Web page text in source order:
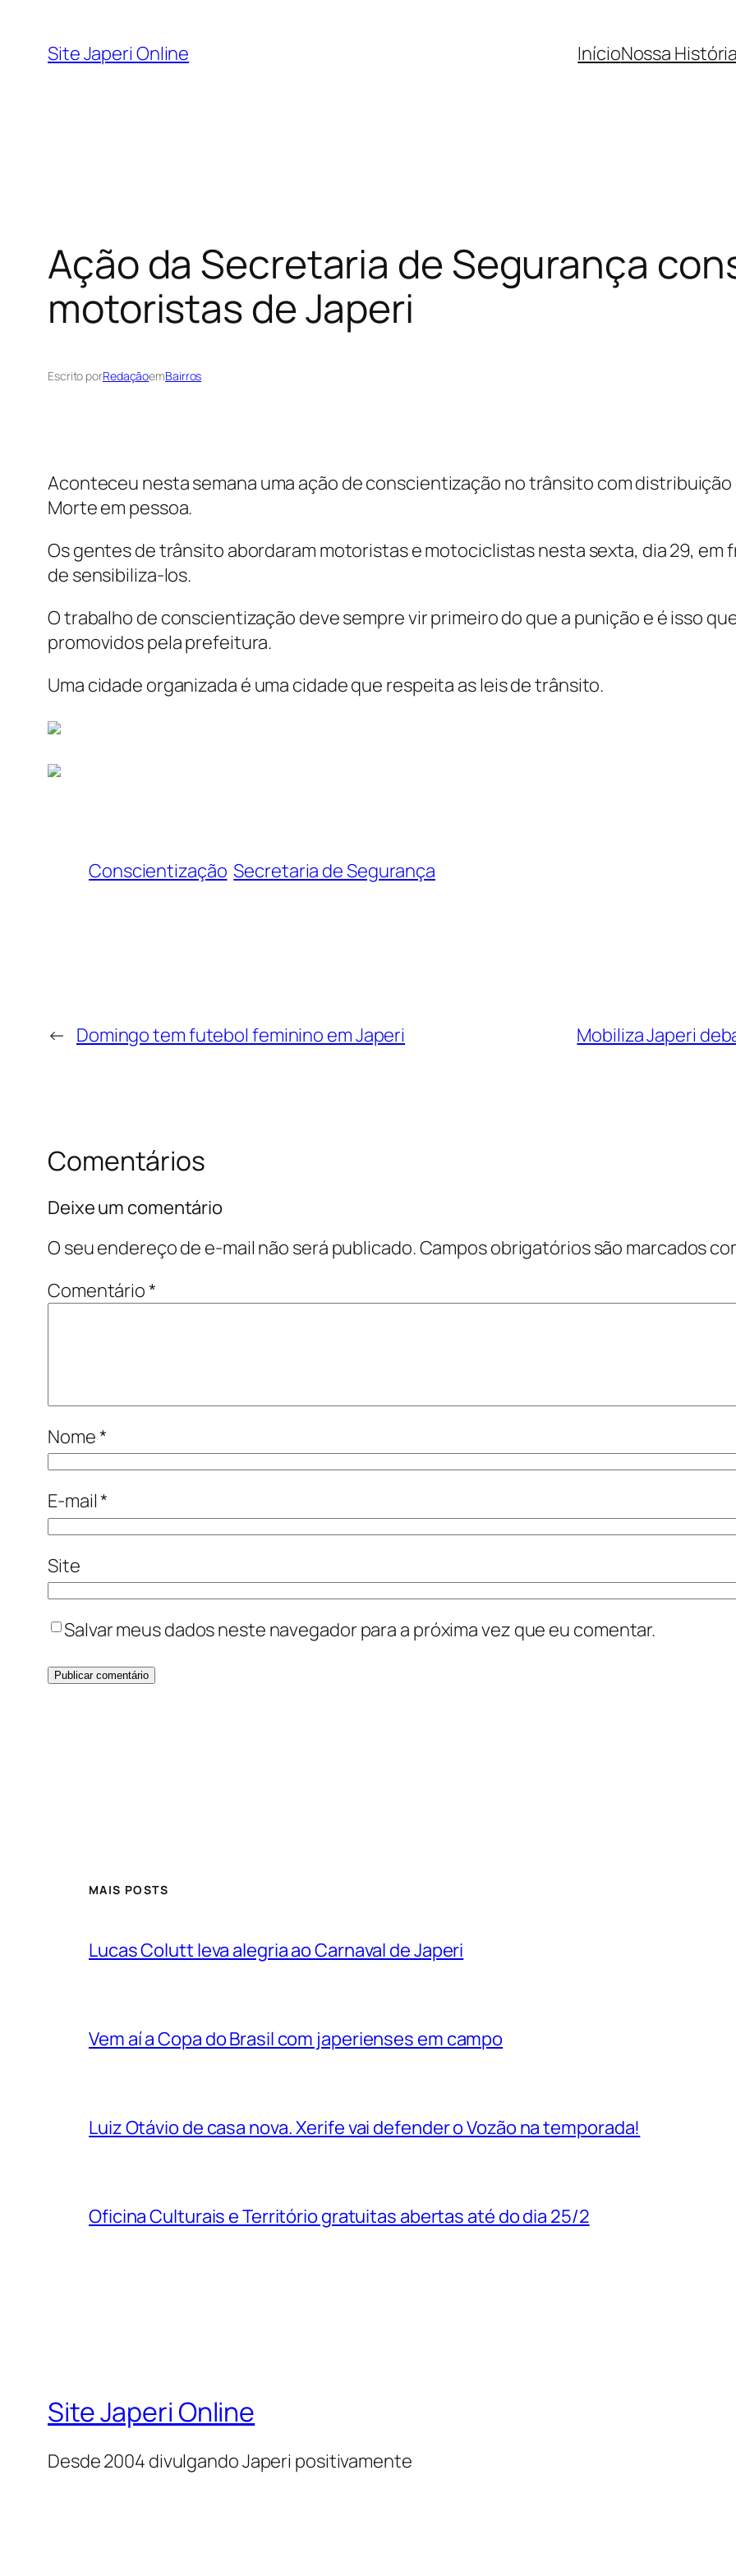
Site Japeri Online InícioNossa
Ação da Secretaria de Segurança
motoristas de Japeri
Escrito porRedaçãoemBairros
Aconteceu nesta semana uma ação de conscientização no trânsito com
Morte em pessoa.
Os gentes de trânsito abordaram motoristas e motociclistas nesta sexta, dia 29, em
de sensibiliza-los.
O trabalho de conscientização deve sempre vir primeiro do que a punição e é isso
promovidos pela prefeitura.
Uma cidade organizada é uma cidade que respeita as leis de trânsito.
Conscientização Secretaria de Segurança
← Domingo tem futebol feminino em Japeri Mobiliza Japeri
Comentários
Deixe um comentário
O seu endereço de e-mail não será publicado.Campos obrigatórios são marcados
Comentário*
Nome*
E-mail*
Site
Salvar meus dados neste navegador para a próxima vez que eu comentar.
MAIS POSTS
Lucas Colutt leva alegria ao Carnaval de Japeri
Vem aí a Copa do Brasil com japerienses em campo
Luiz Otávio de casa nova. Xerife vai defender o Vozão na temporada!
Oficina Culturais e Território gratuitas abertas até do dia 25/2
Site Japeri Online
Desde 2004 divulgando Japeri positivamente